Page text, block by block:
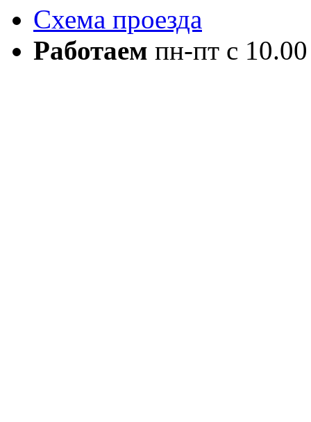
Схема проезда
Работаем пн-пт с